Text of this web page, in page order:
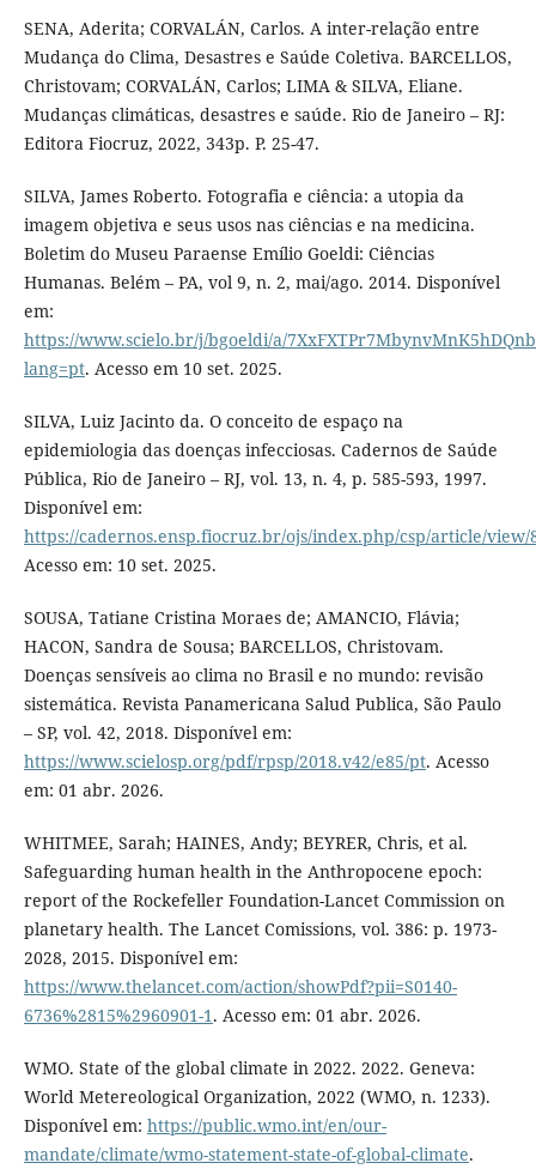
SENA, Aderita; CORVALÁN, Carlos. A inter-relação entre
Mudança do Clima, Desastres e Saúde Coletiva. BARCELLOS,
Christovam; CORVALÁN, Carlos; LIMA & SILVA, Eliane.
Mudanças climáticas, desastres e saúde. Rio de Janeiro – RJ:
Editora Fiocruz, 2022, 343p. P. 25-47.
SILVA, James Roberto. Fotografia e ciência: a utopia da
imagem objetiva e seus usos nas ciências e na medicina.
Boletim do Museu Paraense Emílio Goeldi: Ciências
Humanas. Belém – PA, vol 9, n. 2, mai/ago. 2014. Disponível
em:
https://www.scielo.br/j/bgoeldi/a/
lang=pt. Acesso em 10 set. 2025.
SILVA, Luiz Jacinto da. O conceito de espaço na
epidemiologia das doenças infecciosas. Cadernos de Saúde
Pública, Rio de Janeiro – RJ, vol. 13, n. 4, p. 585-593, 1997.
Disponível em:
https://cadernos.ensp.fiocruz.br/ojs/index.php/csp/article/view/
Acesso em: 10 set. 2025.
SOUSA, Tatiane Cristina Moraes de; AMANCIO, Flávia;
HACON, Sandra de Sousa; BARCELLOS, Christovam.
Doenças sensíveis ao clima no Brasil e no mundo: revisão
sistemática. Revista Panamericana Salud Publica, São Paulo
– SP, vol. 42, 2018. Disponível em:
https://www.scielosp.org/pdf/rpsp/2018.v42/e85/pt. Acesso
em: 01 abr. 2026.
WHITMEE, Sarah; HAINES, Andy; BEYRER, Chris, et al.
Safeguarding human health in the Anthropocene epoch:
report of the Rockefeller Foundation-Lancet Commission on
planetary health. The Lancet Comissions, vol. 386: p. 1973-
2028, 2015. Disponível em:
https://www.thelancet.com/action/showPdf?pii=S0140-
6736%2815%2960901-1 . Acesso em: 01 abr. 2026.
WMO. State of the global climate in 2022. 2022. Geneva:
World Metereological Organization, 2022 (WMO, n. 1233).
Disponível em: https://public.wmo.int/en/our-
mandate/climate/wmo-statement-state-of-global-climate.